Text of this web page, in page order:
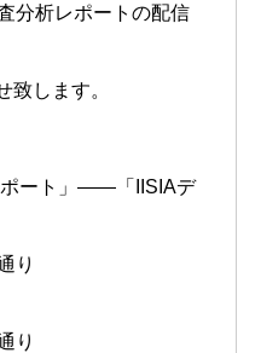
分析レポートの配信
致します。
ト」——「IISIAデ
通常通り
常通り